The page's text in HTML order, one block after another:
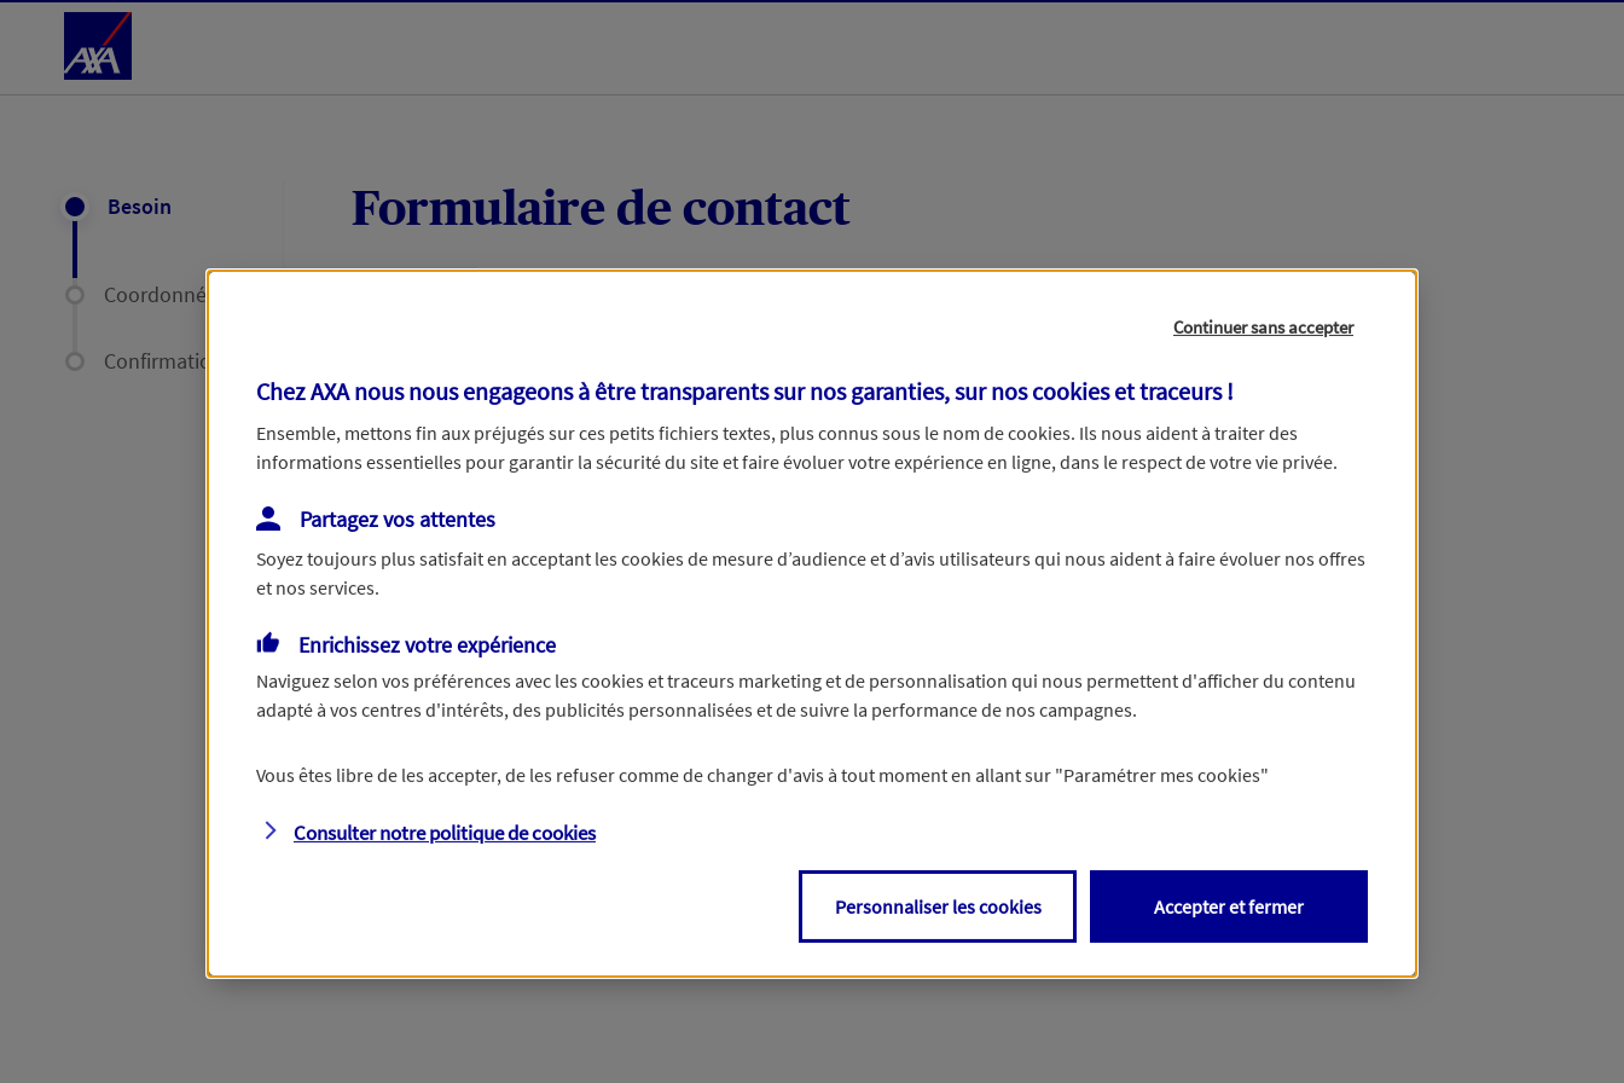
Accéder au Contenu
Besoin
Coordonnées
Confirmation
Formulaire de contact
Votre message :
Vous disposez de droits sur les informations vous concernant. Pour plus d’informations,
Continuer sans accepter
Chez AXA nous nous engageons à être transparents sur nos garanties, sur noscookies et traceurs!
Ensemble, mettons fin aux préjugés sur ces petits fichiers textes, plus connus sous le nom decookies. Ils nous aident à traiter des
informations essentielles pour garantir la sécurité du site et faire évoluer votre expérience en ligne, dans le respect de votre vie privée.
Partagez vos attentes
Soyez toujours plus satisfait en acceptant les cookies de mesure d’audience et d’avis utilisateurs qui nous aident à faire évoluer nos offres
et nos services.
Enrichissez votre expérience
Naviguez selon vos préférences avec les cookies et traceurs marketing et de personnalisation qui nous permettent d'afficher du contenu
adapté à vos centres d'intérêts, des publicités personnalisées et de suivre la performance de nos campagnes.
Vous êtes libre de les accepter, de les refuser comme de changer d'avis à tout moment en allant sur "Paramétrer mes cookies"
Consulter notre politique decookies
Personnaliser les cookies Accepter et fermer